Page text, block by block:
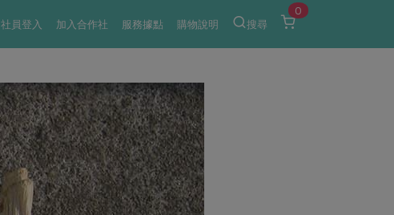
社員登入 加入合作社 服務據點 購物說明 搜尋
0